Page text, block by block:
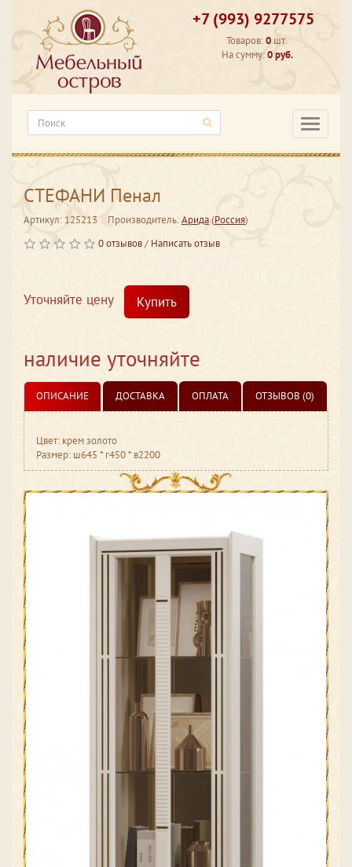
+7 (993) 9277575
Товаров:0 шт.
На сумму:0 руб.
СТЕФАНИ Пенал
Артикул: 125213 Производитель:Арида(Россия)
0 отзывов/ Написать отзыв
Уточняйте цену Купить
наличие уточняйте
ОПИСАНИЕ ДОСТАВКА ОПЛАТА ОТЗЫВОВ (0)
Цвет: крем золото
Размер: ш645 * г450 * в2200